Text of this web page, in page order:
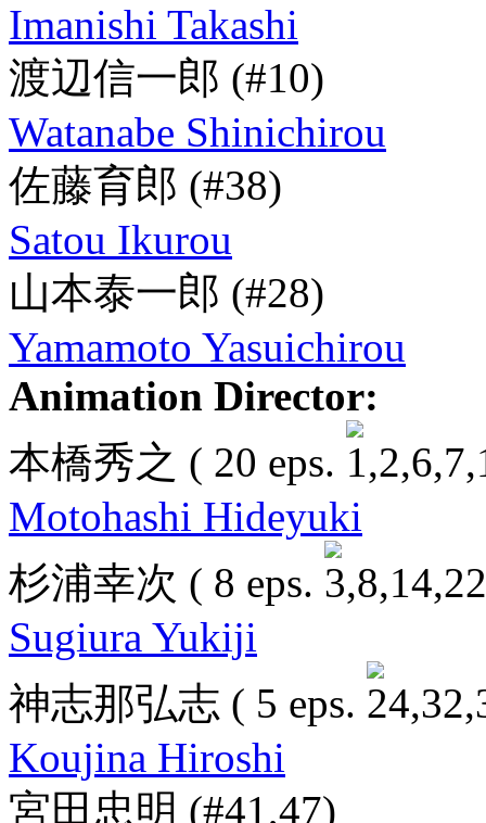
Imanishi Takashi
渡辺信一郎 (#10)
Watanabe Shinichirou
佐藤育郎 (#38)
Satou Ikurou
山本泰一郎 (#28)
Yamamoto Yasuichirou
Animation Director:
本橋秀之 ( 20 eps.
Motohashi Hideyuki
杉浦幸次 ( 8 eps.
Sugiura Yukiji
神志那弘志 ( 5 eps.
Koujina Hiroshi
宮田忠明 (#41,47)